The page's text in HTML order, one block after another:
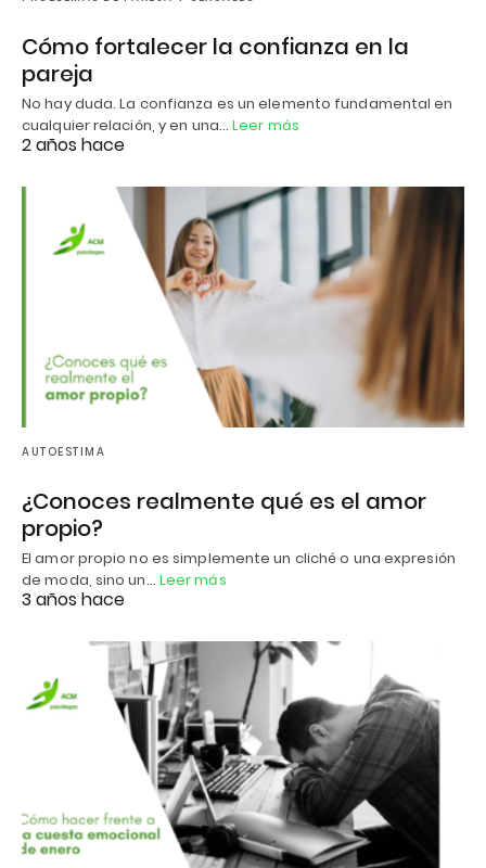
Cómo fortalecer la confianza en la
pareja
No hay duda. La confianza es un elemento fundamental en
cualquier relación, y en una…Leer más
2 años hace
AUTOESTIMA
¿Conoces realmente qué es el amor
propio?
El amor propio no es simplemente un cliché o una expresión
de moda, sino un… Leer más
3 años hace